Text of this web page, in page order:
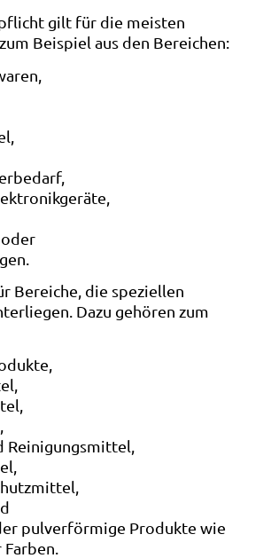
gilt für die meisten
Beispiel aus den Bereichen:
oder
Bereiche, die speziellen
Dazu gehören zum
Reinigungsmittel,
pulverförmige Produkte wie